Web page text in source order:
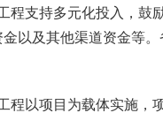
程支持多元化投入，鼓
以及其他渠道资金等
程以项目为载体实施，